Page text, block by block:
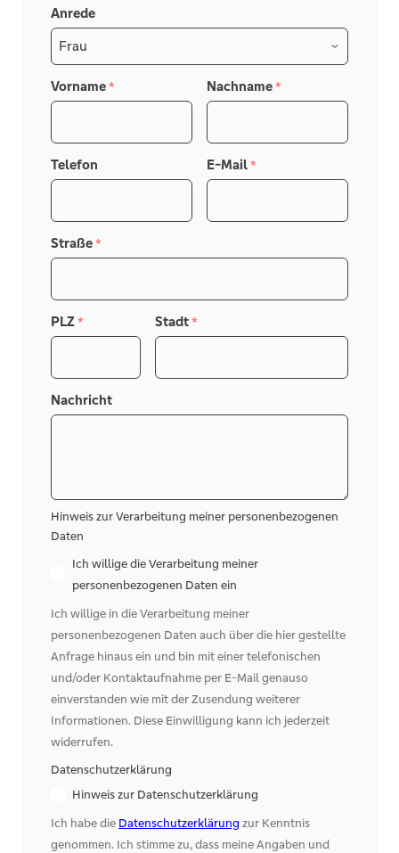
Anrede
Vorname * Nachname *
Telefon E-Mail *
Straße *
PLZ * Stadt *
Nachricht
Hinweis zur Verarbeitung meiner personenbezogenen
Daten
Ich willige die Verarbeitung meiner
personenbezogenen Daten ein
Ich willige in die Verarbeitung meiner
personenbezogenen Daten auch über die hier gestellte
Anfrage hinaus ein und bin mit einer telefonischen
und/oder Kontaktaufnahme per E-Mail genauso
einverstanden wie mit der Zusendung weiterer
Informationen. Diese Einwilligung kann ich jederzeit
widerrufen.
Datenschutzerklärung
Hinweis zur Datenschutzerklärung
Ich habe die Datenschutzerklärungzur Kenntnis
genommen. Ich stimme zu, dass meine Angaben und